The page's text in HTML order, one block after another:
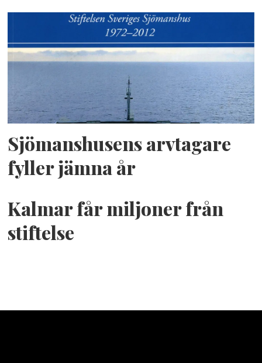
Sjömanshusens arvtagare
fyller jämna år
Kalmar får miljoner från
stiftelse